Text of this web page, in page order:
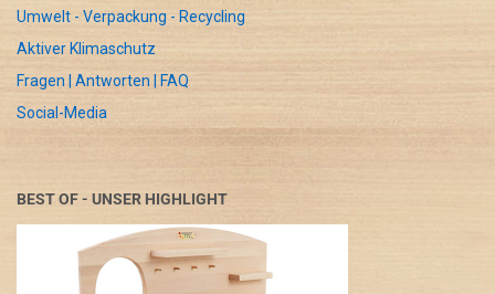
Umwelt - Verpackung - Recycling
Aktiver Klimaschutz
Fragen | Antworten | FAQ
Social-Media
BEST OF - UNSER HIGHLIGHT